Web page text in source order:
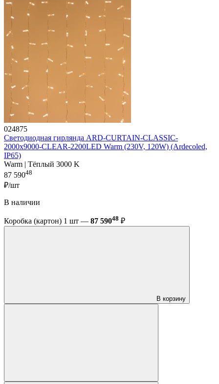
024875
Светодиодная гирлянда ARD-CURTAIN-CLASSIC-
2000x9000-CLEAR-2200LED Warm (230V, 120W) (Ardecoled,
IP65)
Warm | Тёплый 3000 K
87 59048
₽/шт
В наличии
Коробка (картон) 1 шт — 87 59048 ₽
В корзину